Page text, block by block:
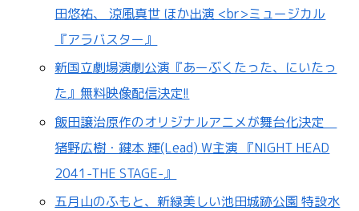
田悠祐、 涼風真世 ほか出演 <br>ミュージカル
『アラバスター』
新国立劇場演劇公演『あーぶくたった、にいたっ
た』無料映像配信決定!!
飯田譲治原作のオリジナルアニメが舞台化決定
猪野広樹・鍵本 輝(Lead) W主演 『NIGHT HEAD
2041-THE STAGE-』
五月山のふもと、新緑美しい池田城跡公園 特設水